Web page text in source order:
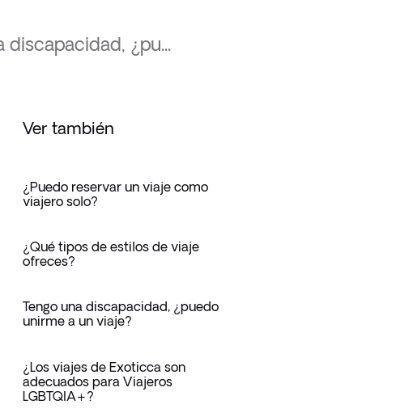
discapacidad, ¿pu...
Ver también
¿Puedo reservar un viaje como
viajero solo?
¿Qué tipos de estilos de viaje
ofreces?
Tengo una discapacidad, ¿puedo
unirme a un viaje?
¿Los viajes de Exoticca son
adecuados para Viajeros
LGBTQIA+?